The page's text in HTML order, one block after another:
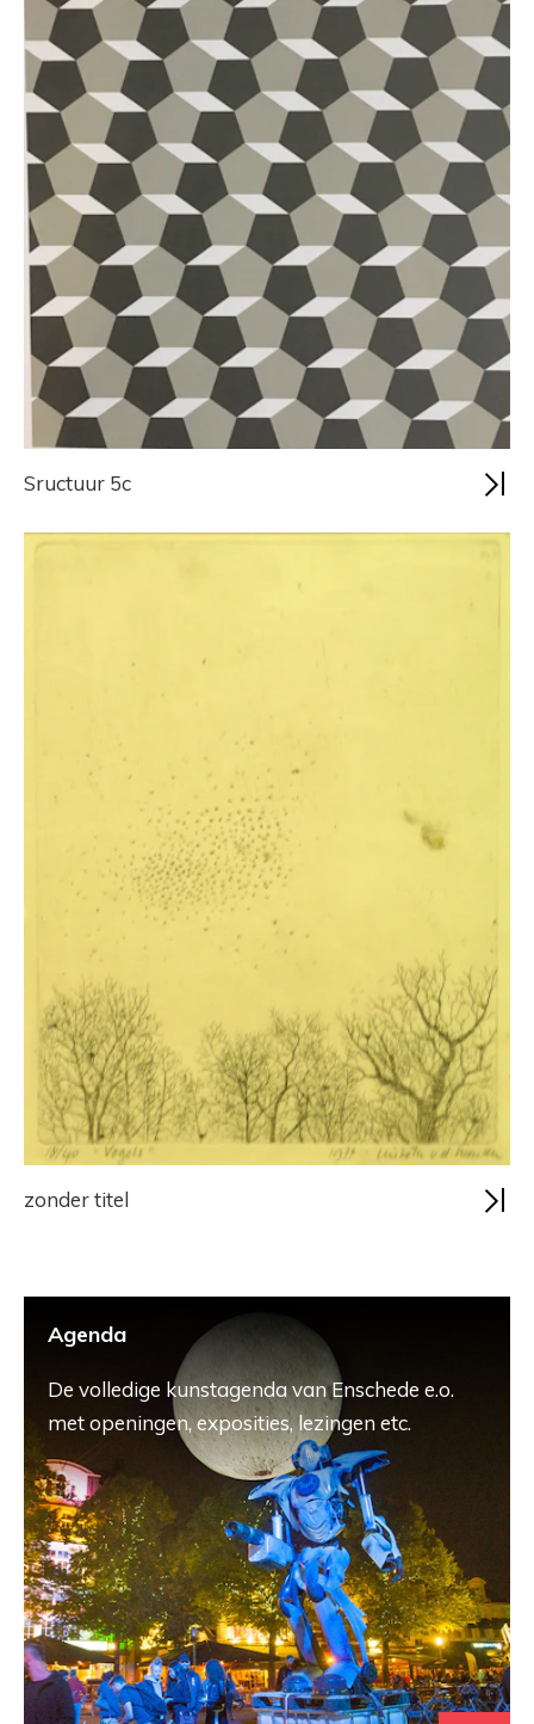
Sructuur 5c
zonder titel
Agenda
De volledige kunstagenda van Enschede e.o.
met openingen, exposities, lezingen etc.